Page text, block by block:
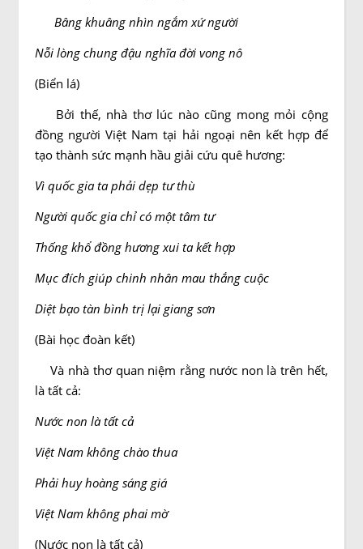
Bâng khuâng nhìn ngắm xứ người
Nỗi lòng chung đậu nghĩa đời vong nô
(Biển lá)
Bởi thế, nhà thơ lúc nào cũng mong mỏi cộng
đồng người Việt Nam tại hải ngoại nên kết hợp để
tạo thành sức mạnh hầu giải cứu quê hương:
Vì quốc gia ta phải dẹp tư thù
Người quốc gia chỉ có một tâm tư
Thống khổ đồng hương xui ta kết hợp
Mục đích giúp chinh nhân mau thắng cuộc
Diệt bạo tàn bình trị lại giang sơn
(Bài học đoàn kết)
Và nhà thơ quan niệm rằng nước non là trên hết,
là tất cả:
Nước non là tất cả
Việt Nam không chào thua
Phải huy hoàng sáng giá
Việt Nam không phai mờ
(Nước non là tất cả)